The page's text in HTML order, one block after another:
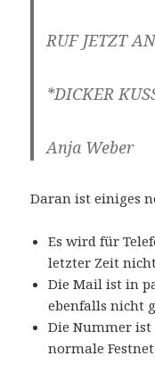
RUF JETZT
*DICKER
Anja Weber
Daran ist einiges
Es wird für
letzter Zeit
Die Mail ist in
ebenfalls nicht
Die Nummer
normale